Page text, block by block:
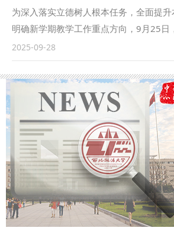
治中国的坚守；二是精研法治真义，以德
进法典条文穷究其理，又要躬身实践体悟
后他鼓励同学们以校史为鉴、以使命为
建设的实践中绽放光彩，成长为堪当民族
人。 程淑娟为2025级全体新生讲授了“院
2025级新生的到来表示热烈欢迎，并介
势、师资力量及多元培养模式等基本情况
了三点要求：一是厚植家国情怀，牢记责
与时代进程紧密联系，为建设法治中国贡
学习为中心，全面提升自身素养，优先夯
之余锻炼综合能力；三是塑造完善人格，
才，用积极思维应对问题，在实践中增长
实用性的金融安全知识盛宴，以多元协作
安全防护网。 活动现场氛围热烈，“金融
验为核心载体，设置金融知识问答、防诈
财实操等多个板块。西安市韦曲派出所
解校园贷、电信诈骗等常见金融风险的
证券投教基地工作人员通过趣味小游戏，
费与投资观念；志愿者现场发放金融安全
学们辨别虚假金融信息。同学们积极参与
安全疑问，在轻松氛围中提升金融素养。
人”为核心目标，将专业金融知识转化为
容，不仅帮助同学们系统掌握了防范金融
的实用技能，更引导其树立正确的消费观
少校园金融安全隐患。我校经济法学院（
国家庭教育学会、重庆蚂蚁消费金融有限
为深入落实立德树人根本任务，全面提升
明确新学期教学工作重点方向，9月25日
室召开本科教学工作会议。学院领导班子
支部书记及教学管理工作人员参会，围绕
风”建设、教学质量提升、思政融合、课
开部署。 会议传达校级督导意见，建立“
环机制，要求各教研室针对课程设计、实
定优化方案，实行分工到人、留痕管理。
推进习近平法治思想“三进”工作，全院师
觉和强烈的责任担当，持续加强“三风”建
面，要通过案例解析、场景模拟实现知识
造“一专业一特色”思政模式。针对课程建
赛促改”，组织骨干教师分享教学经验、
新大赛，持续推动“精彩一课、课课精彩”
2025-09-28